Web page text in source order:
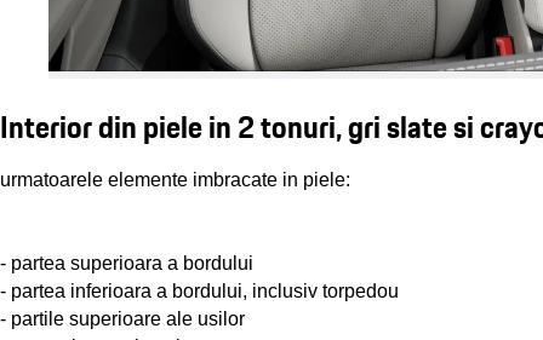
Interior din piele in 2 tonuri, gri slate si
urmatoarele elemente imbracate in piele:
- partea superioara a bordului
- partea inferioara a bordului, inclusiv torpedou
- partile superioare ale usilor